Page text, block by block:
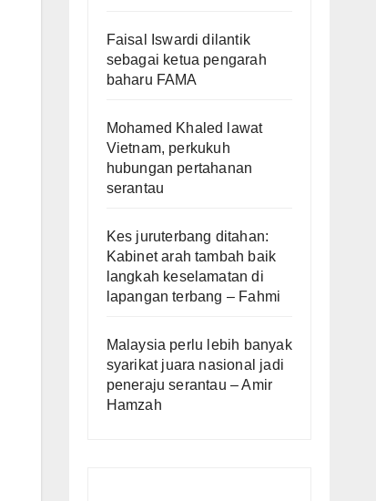
Faisal Iswardi dilantik
sebagai ketua pengarah
baharu FAMA
Mohamed Khaled lawat
Vietnam, perkukuh
hubungan pertahanan
serantau
Kes juruterbang ditahan:
Kabinet arah tambah baik
langkah keselamatan di
lapangan terbang – Fahmi
Malaysia perlu lebih banyak
syarikat juara nasional jadi
peneraju serantau – Amir
Hamzah